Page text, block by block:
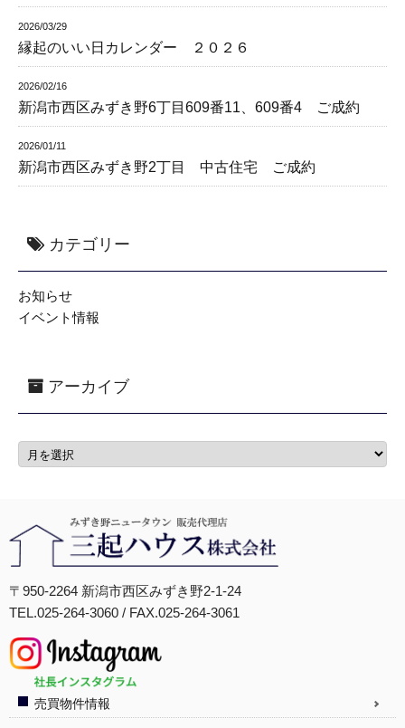
2026/03/29
縁起のいい日カレンダー ２０２６
2026/02/16
新潟市西区みずき野6丁目609番11、609番4 ご成約
2026/01/11
新潟市西区みずき野2丁目 中古住宅 ご成約
カテゴリー
お知らせ
イベント情報
アーカイブ
〒950-2264 新潟市西区みずき野2-1-24
TEL.025-264-3060 / FAX.025-264-3061
売買物件情報